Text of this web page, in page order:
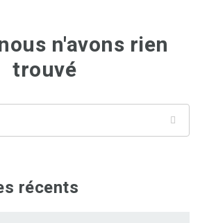
n'avons rien
trouvé
récents